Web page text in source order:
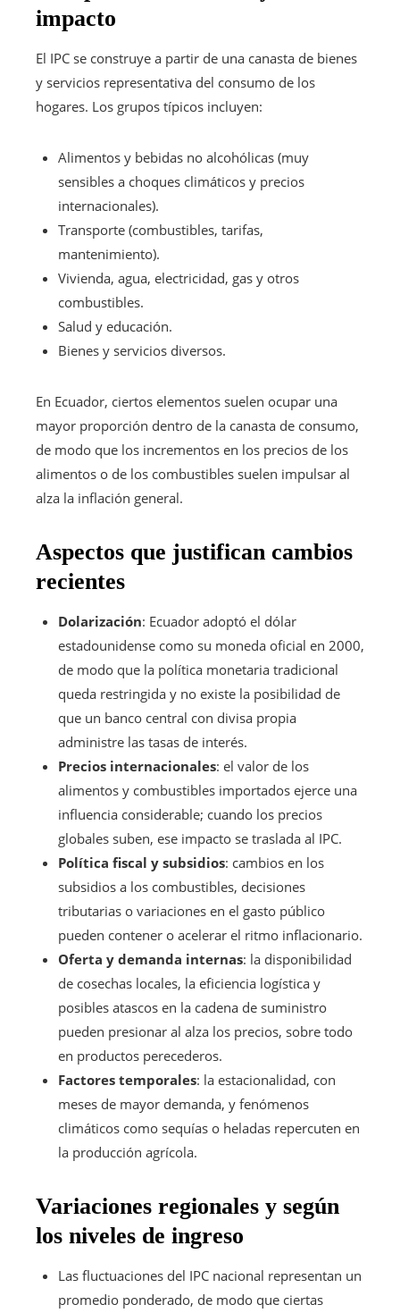
impacto
El IPC se construye a partir de una canasta de bienes
y servicios representativa del consumo de los
hogares. Los grupos típicos incluyen:
Alimentos y bebidas no alcohólicas (muy
sensibles a choques climáticos y precios
internacionales).
Transporte (combustibles, tarifas,
mantenimiento).
Vivienda, agua, electricidad, gas y otros
combustibles.
Salud y educación.
Bienes y servicios diversos.
En Ecuador, ciertos elementos suelen ocupar una
mayor proporción dentro de la canasta de consumo,
de modo que los incrementos en los precios de los
alimentos o de los combustibles suelen impulsar al
alza la inflación general.
Aspectos que justifican cambios
recientes
Dolarización: Ecuador adoptó el dólar
estadounidense como su moneda oficial en 2000,
de modo que la política monetaria tradicional
queda restringida y no existe la posibilidad de
que un banco central con divisa propia
administre las tasas de interés.
Precios internacionales: el valor de los
alimentos y combustibles importados ejerce una
influencia considerable; cuando los precios
globales suben, ese impacto se traslada al IPC.
Política fiscal y subsidios: cambios en los
subsidios a los combustibles, decisiones
tributarias o variaciones en el gasto público
pueden contener o acelerar el ritmo inflacionario.
Oferta y demanda internas: la disponibilidad
de cosechas locales, la eficiencia logística y
posibles atascos en la cadena de suministro
pueden presionar al alza los precios, sobre todo
en productos perecederos.
Factores temporales: la estacionalidad, con
meses de mayor demanda, y fenómenos
climáticos como sequías o heladas repercuten en
la producción agrícola.
Variaciones regionales y según
los niveles de ingreso
Las fluctuaciones del IPC nacional representan un
promedio ponderado, de modo que ciertas